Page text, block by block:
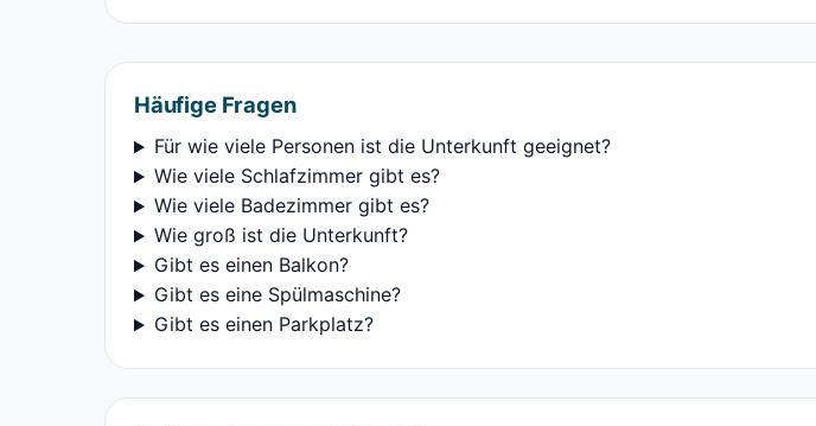
Häufige Fragen
Für wie viele Personen ist die Unterkunft geeignet?
Wie viele Schlafzimmer gibt es?
Wie viele Badezimmer gibt es?
Wie groß ist die Unterkunft?
Gibt es einen Balkon?
Gibt es eine Spülmaschine?
Gibt es einen Parkplatz?